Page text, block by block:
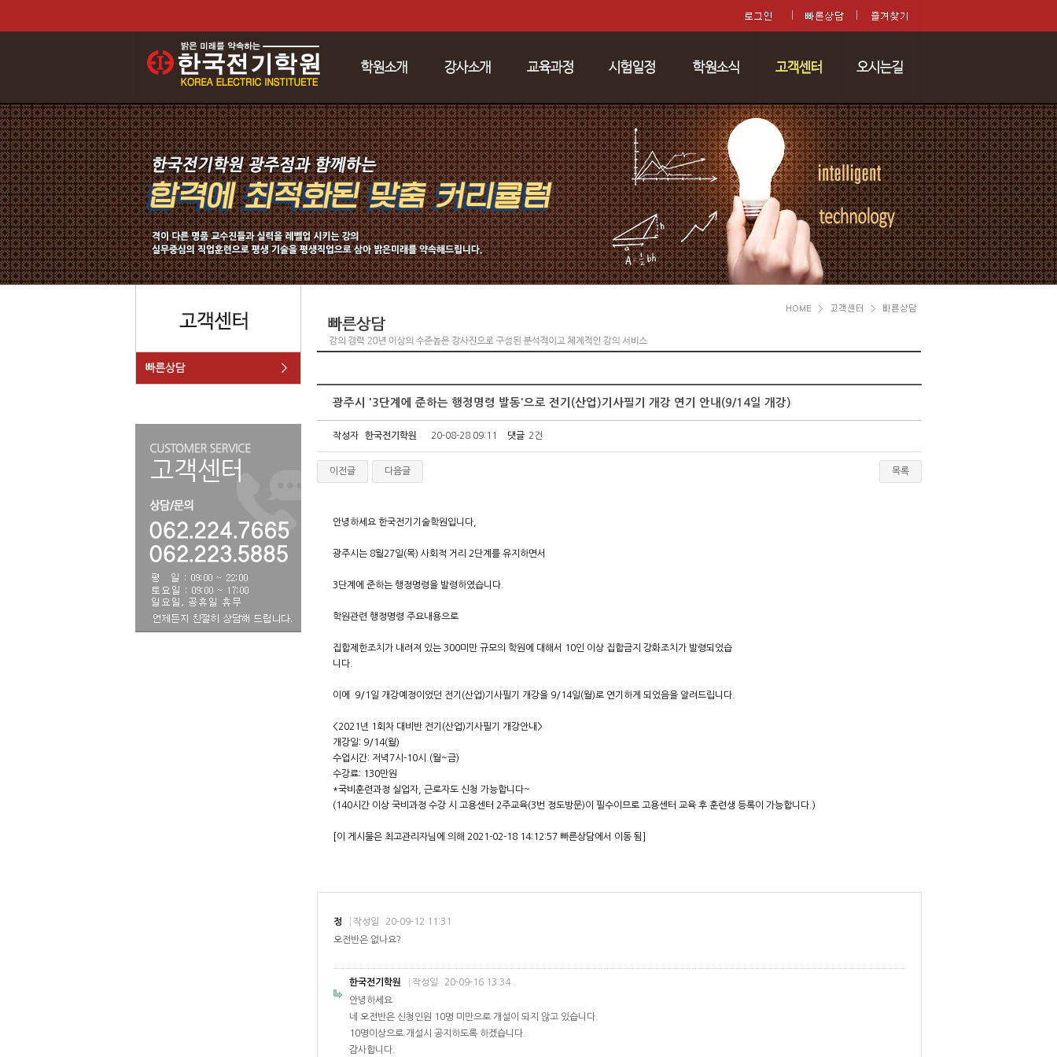
광주시 '3단계에 준하는 행정명령 발동'으로 전기(산업)기사필기 개강 연기 안내(9/14일 개강)
작성자 한국전기학원 20-08-28 09:11 댓글 2건
이전글 다음글 목록
안녕하세요 한국전기기술학원입니다,
광주시는 8월27일(목) 사회적 거리 2단계를 유지하면서
3단계에 준하는 행정명령을 발령하였습니다.
학원관련 행정명령 주요내용으로
집합제한조치가 내려져 있는 300미만 규모의 학원에 대해서 10인 이상 집합금지 강화조치가 발령되었습
니다.
이에 9/1일 개강예정이었던 전기(산업)기사필기 개강을 9/14일(월)로 연기하게 되었음을 알려드립니다.
<2021년 1회차 대비반 전기(산업)기사필기 개강안내>
개강일: 9/14(월)
수업시간: 저녁7시-10시.(월~금)
수강료: 130만원
*국비훈련과정 실업자, 근로자도 신청 가능합니다~
(140시간 이상 국비과정 수강 시 고용센터 2주교육(3번 정도방문)이 필수이므로 고용센터 교육 후 훈련생 등록이 가능합니다.)
[이 게시물은 최고관리자님에 의해 2021-02-18 14:12:57 빠른상담에서 이동 됨]
정 작성일
20-09-12 11:31
오전반은 없나요?
한국전기학원 작성일
20-09-16 13:34
안녕하세요
네 오전반은 신청인원 10명 미만으로 개설이 되지 않고 있습니다.
10명이상으로 개설시 공지하도록 하겠습니다.
감사합니다.